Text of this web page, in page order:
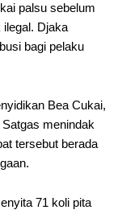
palsu sebelum
ilegal. Djaka
bagi pelaku
Bea Cukai,
menindak
tersebut berada
71 koli pita